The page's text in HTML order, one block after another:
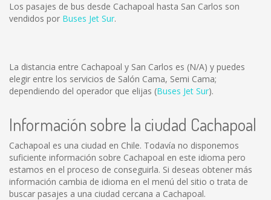
Los pasajes de bus desde Cachapoal hasta San Carlos son
vendidos por Buses Jet Sur.
La distancia entre Cachapoal y San Carlos es (N/A) y puedes
elegir entre los servicios de Salón Cama, Semi Cama;
dependiendo del operador que elijas (Buses Jet Sur).
Información sobre la ciudad Cachapoal
Cachapoal es una ciudad en Chile. Todavía no disponemos
suficiente información sobre Cachapoal en este idioma pero
estamos en el proceso de conseguirla. Si deseas obtener más
información cambia de idioma en el menú del sitio o trata de
buscar pasajes a una ciudad cercana a Cachapoal.